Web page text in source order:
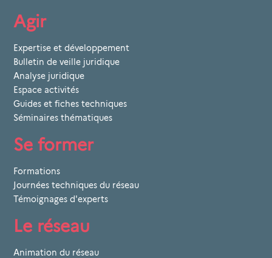
Agir
Expertise et développement
Bulletin de veille juridique
Analyse juridique
Espace activités
Guides et fiches techniques
Séminaires thématiques
Se former
Formations
Journées techniques du réseau
Témoignages d'experts
Le réseau
Animation du réseau